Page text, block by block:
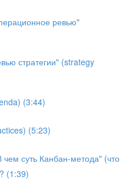
ревью"
стратегии" (strategy
(3:44)
(5:23)
суть Канбан-метода" (что
(1:39)